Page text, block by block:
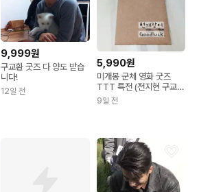
9,999원
구교환 굿즈 다 양도 받습
니다!
12일 전
5,990원
미개봉 군체 영화 굿즈
TTT 특전 (전지현 구교
환)
9일 전